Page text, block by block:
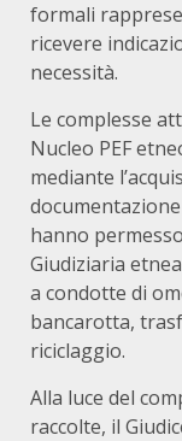
formali
ricevere
necessità.
Le complesse
Nucleo PEF
mediante
hanno
Giudiziaria
a condotte di
bancarotta,
riciclaggio.
Alla luce del
raccolte, il